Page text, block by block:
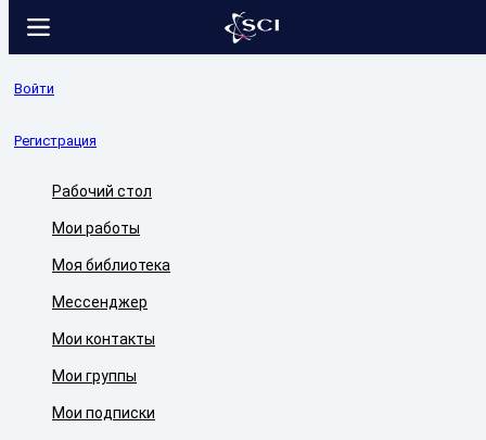
Войти
Регистрация
Рабочий стол
Мои работы
Моя библиотека
Мессенджер
Мои контакты
Мои группы
Мои подписки